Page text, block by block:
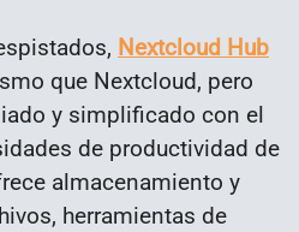
Nextcloud Hub
que Nextcloud, pero
y simplificado con el
de productividad de
almacenamiento y
herramientas de